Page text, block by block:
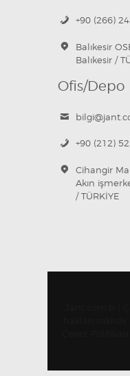
+90 (266)
Balıkesir
Balıkesir /
Ofis/Depo
+90 (212)
Cihangir
Akın
/ TÜRKİYE